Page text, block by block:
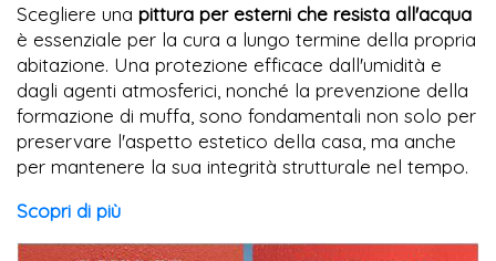
Scegliere una pittura per esterni che resista all'acqua
è essenziale per la cura a lungo termine della propria
abitazione. Una protezione efficace dall'umidità e
dagli agenti atmosferici, nonché la prevenzione della
formazione di muffa, sono fondamentali non solo per
preservare l'aspetto estetico della casa, ma anche
per mantenere la sua integrità strutturale nel tempo.
Scopri di più